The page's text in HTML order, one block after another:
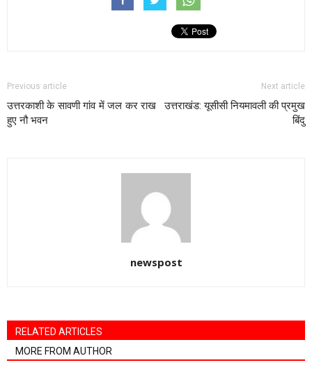
Previous article
उत्तरकाशी के सावणी गांव में जल कर राख
हुए नौ भवन
Next article
उत्तराखंड: यूसीसी नियमावली की प्रमुख
बिंदु
newspost
RELATED ARTICLES
MORE FROM AUTHOR